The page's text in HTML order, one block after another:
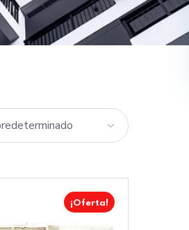
¡Oferta!